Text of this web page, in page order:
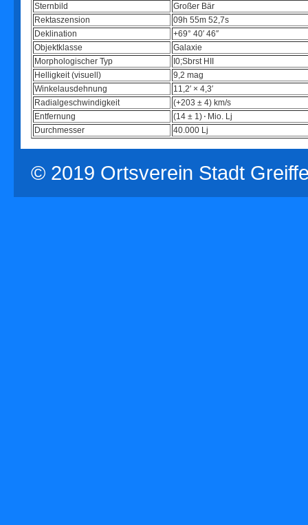
Sternbild
Großer Bär
Rektaszension
09h 55m 52,7s
Deklination
+69° 40′ 46″
Objektklasse
Galaxie
Morphologischer Typ
I0;Sbrst HII
Helligkeit (visuell)
9,2 mag
Winkelausdehnung
11,2′ × 4,3′
Radialgeschwindigkeit
(+203 ± 4) km/s
Entfernung
(14 ± 1) ⋅ Mio. Lj
Durchmesser
40.000 Lj
© 2019 Ortsverein Stadt